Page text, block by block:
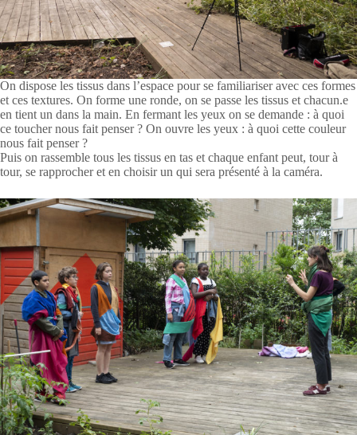
On dispose les tissus dans l’espace pour se familiariser avec ces formes
et ces textures. On forme une ronde, on se passe les tissus et chacun.e
en tient un dans la main. En fermant les yeux on se demande : à quoi
ce toucher nous fait penser ? On ouvre les yeux : à quoi cette couleur
nous fait penser ?
Puis on rassemble tous les tissus en tas et chaque enfant peut, tour à
tour, se rapprocher et en choisir un qui sera présenté à la caméra.